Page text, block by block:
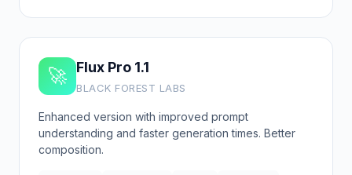
🚀 Flux Pro 1.1
BLACK FOREST LABS
Enhanced version with improved prompt
understanding and faster generation times. Better
composition.